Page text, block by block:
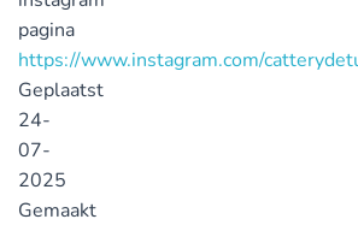
pagina
https://www.instagram.com/
Geplaatst
24-
07-
2025
Gemaakt